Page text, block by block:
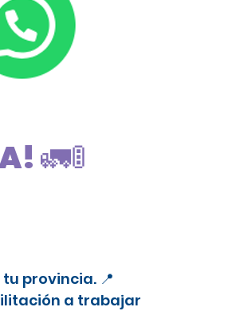
🚛🚦
provincia. 📍
a trabajar